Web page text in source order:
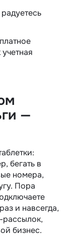
—
бегать в
номера,
Пора
и навсегда,
рассылок,
бизнес.